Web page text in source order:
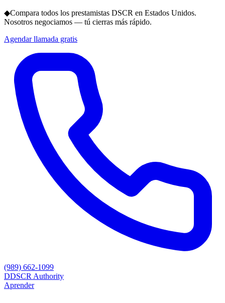
◆Compara todos los prestamistas DSCR en Estados Unidos.
Nosotros negociamos — tú cierras más rápido.
Agendar llamada gratis
(989) 662-1099
DDSCR Authority
Aprender